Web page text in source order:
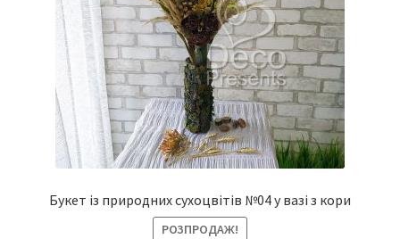
Букет із природних сухоцвітів №04 у вазі з кори
РОЗПРОДАЖ!